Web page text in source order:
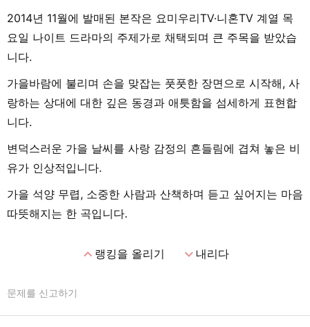
2014년 11월에 발매된 본작은 요미우리TV·니혼TV 계열 목
요일 나이트 드라마의 주제가로 채택되며 큰 주목을 받았습
니다.
가을바람에 불리며 손을 맞잡는 풋풋한 장면으로 시작해, 사
랑하는 상대에 대한 깊은 동경과 애틋함을 섬세하게 표현합
니다.
변덕스러운 가을 날씨를 사랑 감정의 흔들림에 겹쳐 놓은 비
유가 인상적입니다.
가을 석양 무렵, 소중한 사람과 산책하며 듣고 싶어지는 마음
따뜻해지는 한 곡입니다.
expand_less랭킹을 올리기 expand_more내리다
문제를 신고하기